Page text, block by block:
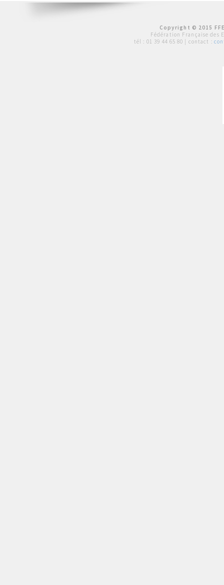
Copyright © 2015
Fédération Française des
tél : 01 39 44 65 80 | contact :